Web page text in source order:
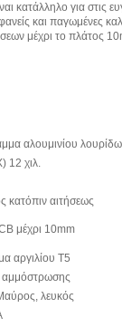
κατάλληλο για στις
και παγωμένες
μέχρι το πλάτος
αλουμινίου
12 χιλ.
κατόπιν αιτήσεως
μέχρι 10mm
αργιλίου T5
αμμόστρωσης
λευκός